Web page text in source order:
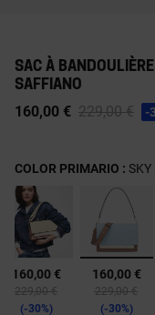
SAC À
SAFFIANO
160,00 € Price
229,00 €to -
from
160,00 €
Price reduced from
229,00 €to
-30%
160,00 €
Price
229,00 €to
-30%
COLOR PRIMARIO : SKY